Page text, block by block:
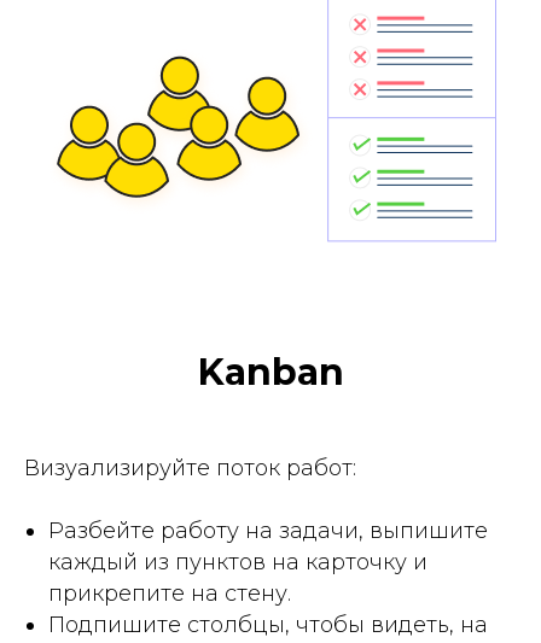
Kanban
Визуализируйте поток работ:
Разбейте работу на задачи, выпишите
каждый из пунктов на карточку и
прикрепите на стену.
Подпишите столбцы, чтобы видеть, на